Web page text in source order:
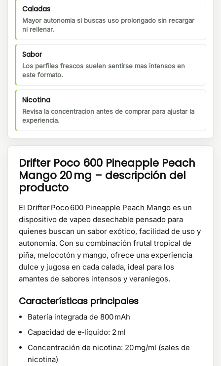
Caladas
Mayor autonomia si buscas uso prolongado sin recargar
ni rellenar.
Sabor
Los perfiles frescos suelen sentirse mas intensos en
este formato.
Nicotina
Revisa la concentracion antes de comprar para ajustar la
experiencia.
Drifter Poco 600 Pineapple Peach
Mango 20 mg – descripción del
producto
El Drifter Poco 600 Pineapple Peach Mango es un
dispositivo de vapeo desechable pensado para
quienes buscan un sabor exótico, facilidad de uso y
autonomía. Con su combinación frutal tropical de
piña, melocotón y mango, ofrece una experiencia
dulce y jugosa en cada calada, ideal para los
amantes de sabores intensos y veraniegos.
Características principales
Batería integrada de 800 mAh
Capacidad de e‑líquido: 2 ml
Concentración de nicotina: 20 mg/ml (sales de
nicotina)